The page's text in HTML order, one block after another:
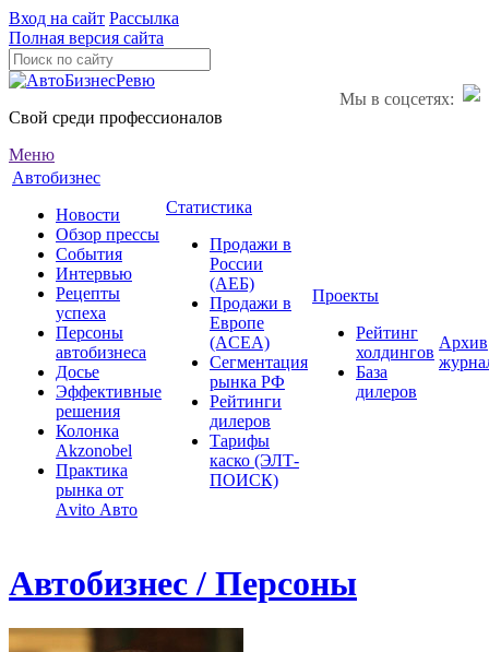
Вход на сайт Рассылка
Полная версия сайта
Мы в соцсетях:
Свой среди профессионалов
Меню
Автобизнес
Новости
Обзор прессы
События
Интервью
Рецепты
успеха
Персоны
автобизнеса
Досье
Эффективные
решения
Колонка
Akzonobel
Практика
рынка от
Аvito Авто
Статистика
Продажи в
России
(АЕБ)
Продажи в
Европе
(ACEA)
Сегментация
рынка РФ
Рейтинги
дилеров
Тарифы
каско (ЭЛТ-
ПОИСК)
Проекты
Рейтинг
холдингов
База
дилеров
Архив
Автобизнес / Персоны